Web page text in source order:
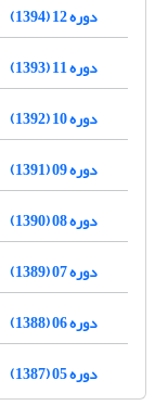
دوره 12 (1394)
دوره 11 (1393)
دوره 10 (1392)
دوره 09 (1391)
دوره 08 (1390)
دوره 07 (1389)
دوره 06 (1388)
دوره 05 (1387)